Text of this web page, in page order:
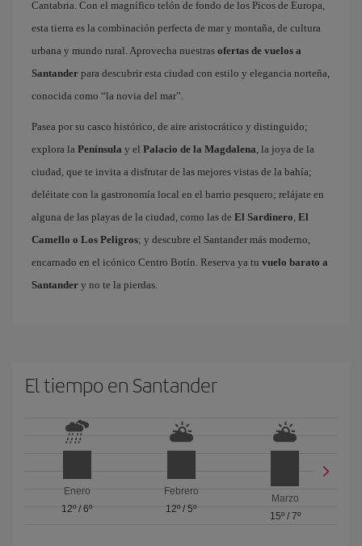
Cantabria. Con el magnífico telón de fondo de los Picos de Europa,
esta tierra es la combinación perfecta de mar y montaña, de cultura
urbana y mundo rural. Aprovecha nuestras ofertas de vuelos a
Santander para descubrir esta ciudad con estilo y elegancia norteña,
conocida como “la novia del mar”.
Pasea por su casco histórico, de aire aristocrático y distinguido;
explora la Península y el Palacio de la Magdalena, la joya de la
ciudad, que te invita a disfrutar de las mejores vistas de la bahía;
deléitate con la gastronomía local en el barrio pesquero; relájate en
alguna de las playas de la ciudad, como las de El Sardinero, El
Camello o Los Peligros; y descubre el Santander más moderno,
encarnado en el icónico Centro Botín. Reserva ya tu vuelo barato a
Santander y no te la pierdas.
El tiempo en Santander
Enero
12º/6º
Febrero
12º/ 5º
Marzo
15º/ 7º